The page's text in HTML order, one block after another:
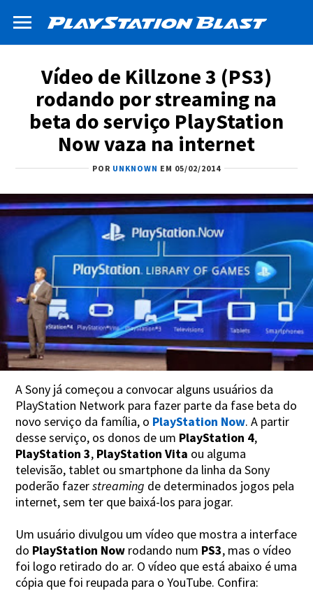
Vídeo de Killzone 3 (PS3)
rodando por streaming na
beta do serviço PlayStation
Now vaza na internet
POR UNKNOWN EM 05/02/2014
A Sony já começou a convocar alguns usuários da
PlayStation Network para fazer parte da fase beta do
novo serviço da família, o PlayStation Now. A partir
desse serviço, os donos de um PlayStation 4,
PlayStation 3, PlayStation Vita ou alguma
televisão, tablet ou smartphone da linha da Sony
poderão fazerstreaming de determinados jogos pela
internet, sem ter que baixá-los para jogar.
Um usuário divulgou um vídeo que mostra a interface
do PlayStation Now rodando num PS3, mas o vídeo
foi logo retirado do ar. O vídeo que está abaixo é uma
cópia que foi reupada para o YouTube. Confira: